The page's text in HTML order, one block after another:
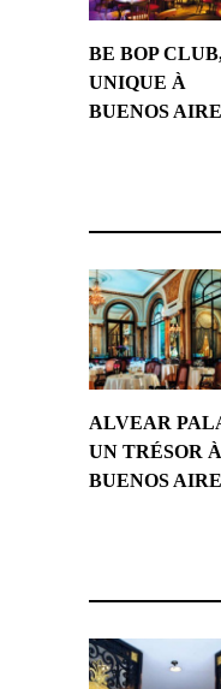
BE BOP
UNIQUE À
BUENOS
ALVEAR
UN TRÉSOR À
BUENOS